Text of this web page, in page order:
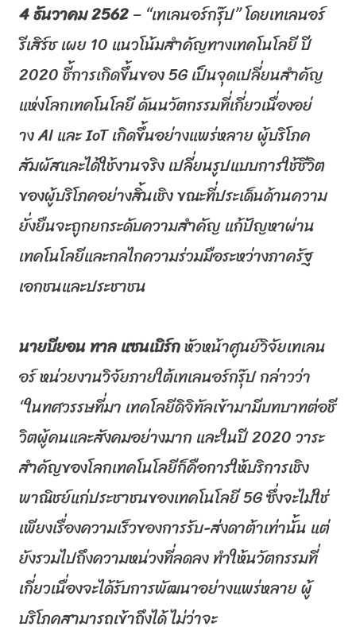
4 ธันวาคม 2562– “เทเลนอร์กรุ๊ป” โดยเทเลนอร์
รีเสิร์ช เผย 10 แนวโน้มสำคัญทางเทคโนโลยี ปี
2020 ชี้การเกิดขึ้นของ 5Gเป็นจุดเปลี่ยนสำคัญ
แห่งโลกเทคโนโลยี ดันนวัตกรรมที่เกี่ยวเนื่องอย่
างAIและIoTเกิดขึ้นอย่างแพร่หลาย ผู้บริโภค
สัมผัสและได้ใช้งานจริง เปลี่ยนรูปแบบการใช้ชีวิต
ของผู้บริโภคอย่างสิ้นเชิง ขณะที่ประเด็นด้านความ
ยั่งยืนจะถูกยกระดับความสำคัญ แก้ปัญหาผ่าน
เทคโนโลยีและกลไกความร่วมมือระหว่างภาครัฐ
เอกชนและประชาชน
นายบียอน ทาล แซนเบิร์กหัวหน้าศูนย์วิจัยเทเลน
อร์ หน่วยงานวิจัยภายใต้เทเลนอร์กรุ๊ป กล่าวว่า
“ในทศวรรษที่มา เทคโลยีดิจิทัลเข้ามามีบทบาทต่อชี
วิตผู้คนและสังคมอย่างมาก และในปี 2020 วาระ
สำคัญของโลกเทคโนโลยีก็คือการให้บริการเชิง
พาณิชย์แก่ประชาชนของเทคโนโลยี 5Gซึ่งจะไม่ใช่
เพียงเรื่องความเร็วของการรับ-ส่งดาต้าเท่านั้น แต่
ยังรวมไปถึงความหน่วงที่ลดลง ทำให้นวัตกรรมที่
เกี่ยวเนื่องจะได้รับการพัฒนาอย่างแพร่หลาย ผู้
บริโภคสามารถเข้าถึงได้ ไม่ว่าจะ